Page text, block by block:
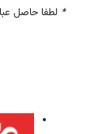
* لطفا حاصل